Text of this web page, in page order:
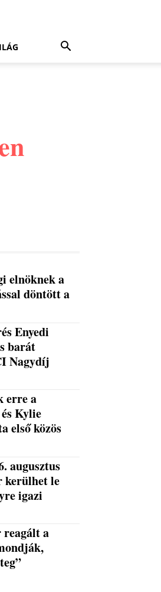
elnöknek a
döntött a
Enyedi
barát
Nagydíj
erre a
Kylie
első közös
augusztus
kerülhet le
igazi
reagált a